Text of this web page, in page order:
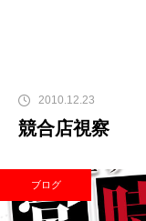
2010.12.23
競合店視察
ブログ